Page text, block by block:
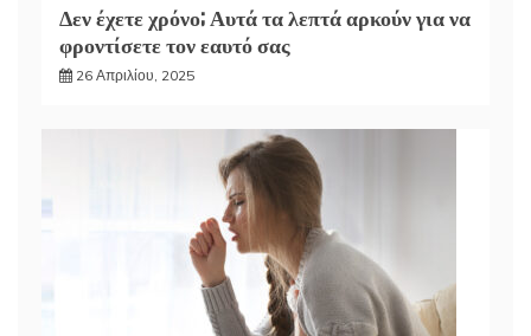
Δεν έχετε χρόνο; Αυτά τα λεπτά αρκούν για να
φροντίσετε τον εαυτό σας
26 Απριλίου, 2025